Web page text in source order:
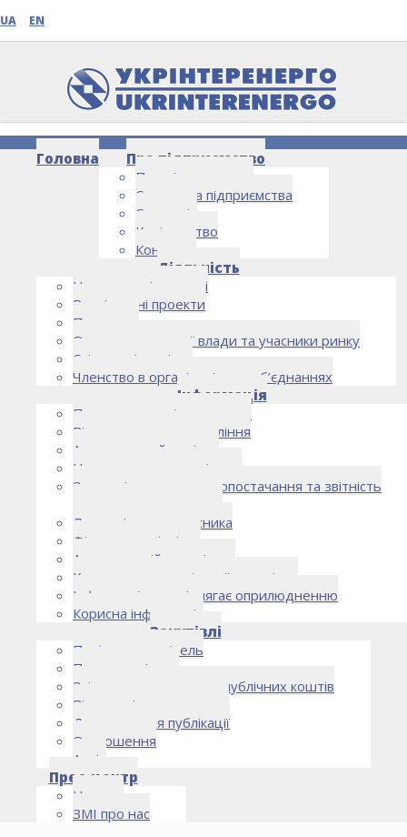
UA EN
Головна
Про підприємство
Про підприємство
Структура підприємства
Стратегія
Керівництво
Контакти
Діяльність
Напрямки діяльності
Реалізовані проекти
Партнери
Органи державної влади та учасники ринку
Спільна діяльність
Членство в організаціях та об’єднаннях
Інформація
Правоустановчі документи
Рішення органу управління
Аудиторський комітет
Нормативно-правові акти
Загальні умови електропостачання та звітність
Лист очікувань власника
Фінансова звітність
Антикорупційна політика
Кодекс етики та ділової поведінки
Інформація, що підлягає оприлюдненню
Корисна інформація
Закупівлі
Політика закупівель
План закупівель
Звіт про використання публічних коштів
Відомості про договори
Договори для публікації
Оголошення
Архів
Прес-центр
Новини
ЗМІ про нас
НОВИНИ